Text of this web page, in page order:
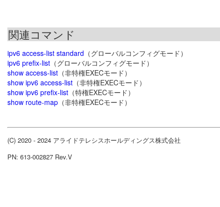
関連コマンド
ipv6 access-list standard （グローバルコンフィグモード）
ipv6 prefix-list （グローバルコンフィグモード）
show access-list （非特権EXECモード）
show ipv6 access-list （非特権EXECモード）
show ipv6 prefix-list （特権EXECモード）
show route-map （非特権EXECモード）
(C) 2020 - 2024 アライドテレシスホールディングス株式会社
PN: 613-002827 Rev.V